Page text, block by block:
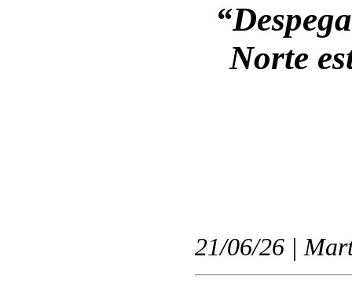
Norte
21/06/26 |